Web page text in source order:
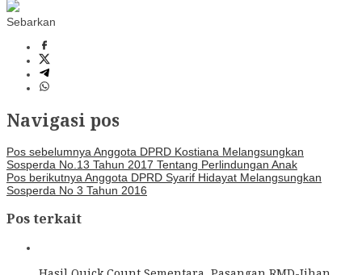
Sebarkan
Navigasi pos
Pos sebelumnya Anggota DPRD Kostiana Melangsungkan
Sosperda No.13 Tahun 2017 Tentang Perlindungan Anak
Pos berikutnya Anggota DPRD Syarif Hidayat Melangsungkan
Sosperda No 3 Tahun 2016
Pos terkait